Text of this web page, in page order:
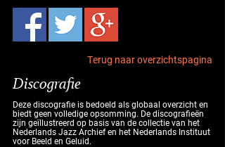
Terug naar overzichtspagina
Discografie
Deze discografie is bedoeld als globaal overzicht en
biedt geen volledige opsomming. De discografieën
zijn geïllustreerd op basis van de collectie van het
Nederlands Jazz Archief en het Nederlands Instituut
voor Beeld en Geluid.